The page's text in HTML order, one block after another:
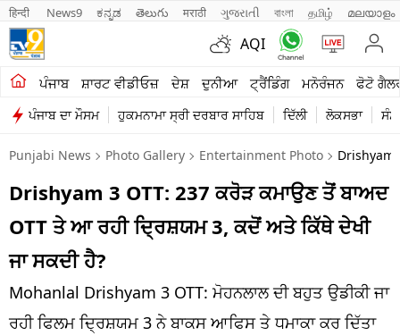
हिन्दी News9 ಕನ್ನಡ తెలుగు मराठी ગુજરાતી বাংলা தமிழ் മലയാളം
AQI
ਪੰਜਾਬ ਸ਼ਾਰਟ ਵੀਡੀਓਜ਼ ਦੇਸ਼ ਦੁਨੀਆ ਟ੍ਰੈਂਡਿੰਗ ਮਨੋਰੰਜਨ ਫੋਟੋ
ਪੰਜਾਬ ਦਾ ਮੌਸਮ ਹੁਕਮਨਾਮਾ ਸ੍ਰੀ ਦਰਬਾਰ ਸਾਹਿਬ ਦਿੱਲੀ ਲੋਕਸਭਾ
ਖੇਤੀਬਾੜੀ
ਸ਼ਾਰਟ ਵੀਡੀਓਜ਼
ਕਾਰੋਬਾਰ
ਕਰਿਅਰ
ਦੇਸ਼
ਲਾਈਫ ਸਟਾਈਲ
Punjabi News Photo Gallery Entertainment Photo Drishyam
Drishyam 3 OTT: 237 ਕਰੋੜ ਕਮਾਉਣ ਤੋਂ ਬਾਅਦ
OTT ਤੇ ਆ ਰਹੀ ਦ੍ਰਿਸ਼ਯਮ 3, ਕਦੋਂ ਅਤੇ ਕਿੱਥੇ ਦੇਖੀ
ਜਾ ਸਕਦੀ ਹੈ?
Mohanlal Drishyam 3 OTT: ਮੋਹਨਲਾਲ ਦੀ ਬਹੁਤ ਉਡੀਕੀ ਜਾ
ਰਹੀ ਫਿਲਮ ਦ੍ਰਿਸ਼ਯਮ 3 ਨੇ ਬਾਕਸ ਆਫਿਸ ਤੇ ਧਮਾਕਾ ਕਰ ਦਿੱਤਾ